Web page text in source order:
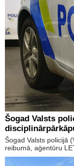
Šogad Valsts
Šogad Valsts policijā
reibumā, aģentūru